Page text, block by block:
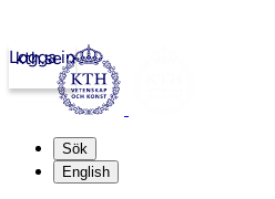
kth.se
Logga in
Sök
English